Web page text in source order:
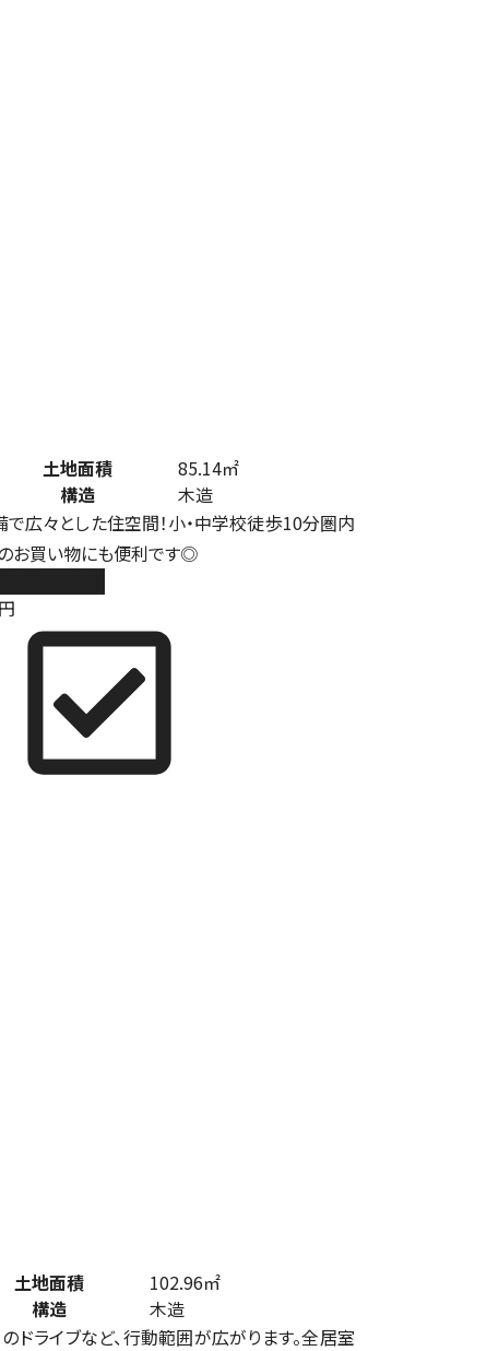
土地面積
85.14㎡
構造
木造
広々とした住空間！小・中学校徒歩10分圏内
お買い物にも便利です◎
土地面積
102.96㎡
構造
木造
ライブなど、行動範囲が広がります。全居室